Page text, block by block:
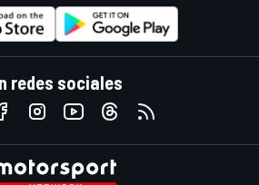
redes sociales